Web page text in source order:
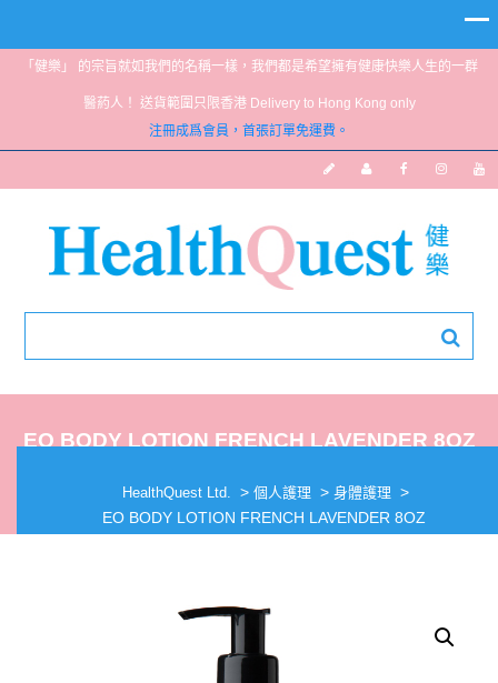
「健樂」 的宗旨就如我們的名稱一樣，我們都是希望擁有健康快樂人生的一群
醫葯人！ 送貨範圍只限香港 Delivery to Hong Kong only
注冊成爲會員，首張訂單免運費。
EO BODY LOTION FRENCH LAVENDER 8OZ
HealthQuest Ltd. > 個人護理 > 身體護理 >
EO BODY LOTION FRENCH LAVENDER 8OZ